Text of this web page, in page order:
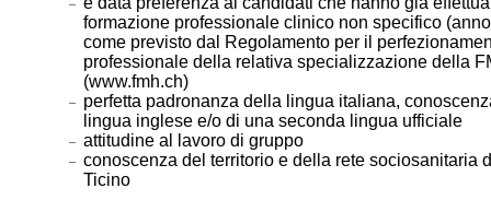
formazione professionale clinico non specifico
come previsto dal Regolamento per il
professionale della relativa specializzazione della
(www.fmh.ch)
perfetta padronanza della lingua italiana,
lingua inglese e/o di una seconda lingua ufficiale
attitudine al lavoro di gruppo
conoscenza del territorio e della rete sociosanitaria
Ticino